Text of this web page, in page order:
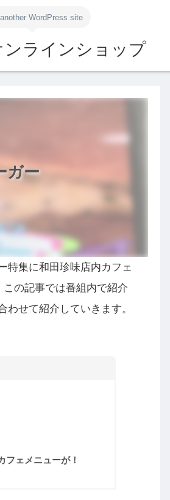
WordPress site
ンラインショップ
ガー
特集に和田珍味店内カフェ
この記事では番組内で紹介
せて紹介していきます。
フェメニューが！